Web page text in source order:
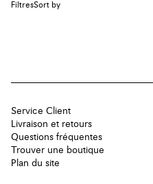
FiltresSort by
Service Client
Livraison et retours
Questions fréquentes
Trouver une boutique
Plan du site